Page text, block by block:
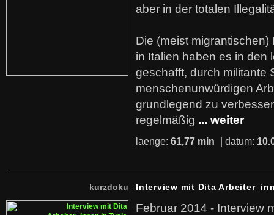
aber in der totalen
Die (meist
in Italien haben es in den
geschafft, durch militante
menschenunwürdigen
grundlegend zu
regelmäßig ... weiter
laenge: 61,77 min | datum:
kurzdoku Interview mit Dita
Februar 2014 - Interview